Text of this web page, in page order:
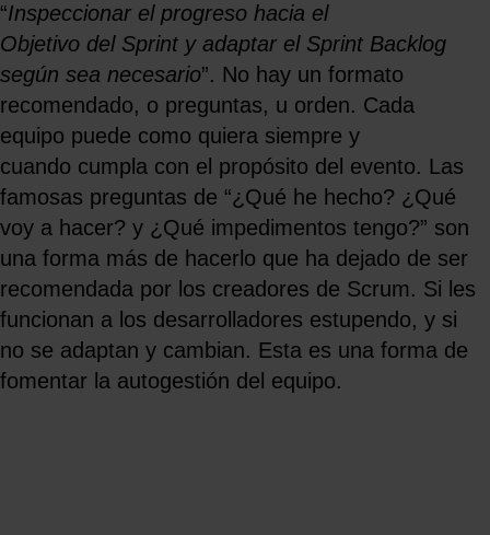
“Inspeccionar el progreso hacia el
Objetivo del Sprint y adaptar el Sprint Backlog
según sea necesario”. No hay un formato
recomendado, o preguntas, u orden. Cada
equipo puede como quiera siempre y
cuando cumpla con el propósito del evento. Las
famosas preguntas de “¿Qué he hecho? ¿Qué
voy a hacer? y ¿Qué impedimentos tengo?” son
una forma más de hacerlo que ha dejado de ser
recomendada por los creadores de Scrum. Si les
funcionan a los desarrolladores estupendo, y si
no se adaptan y cambian. Esta es una forma de
fomentar la autogestión del equipo.